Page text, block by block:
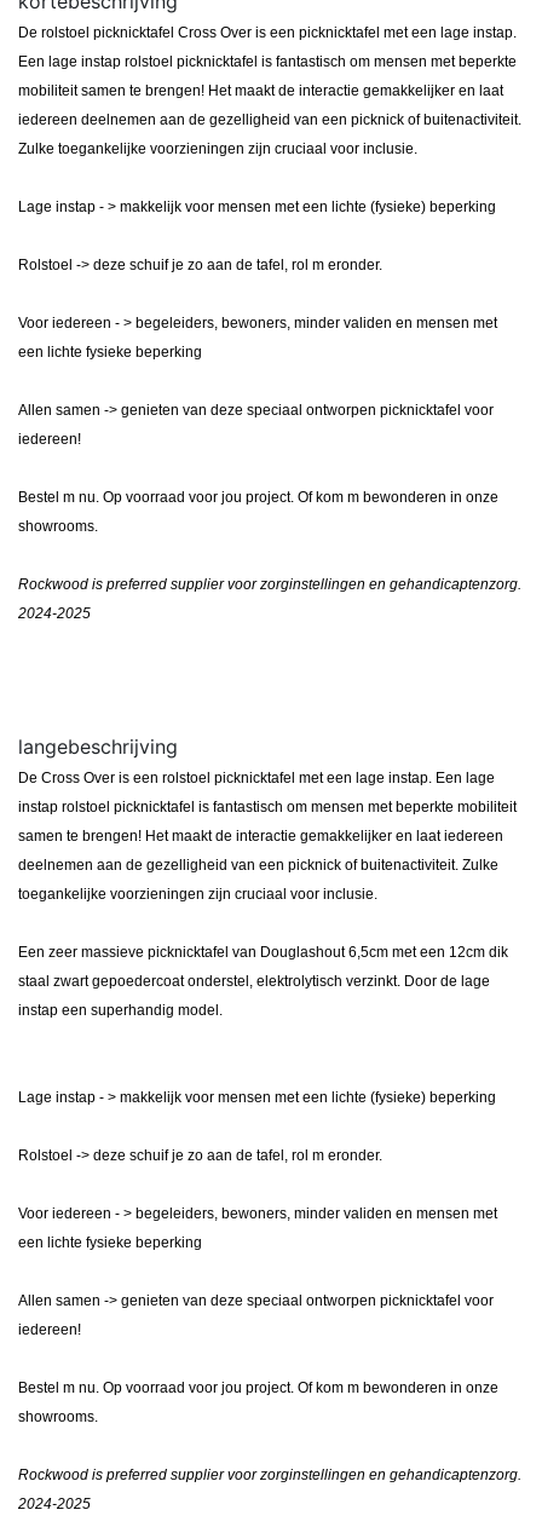
De rolstoel picknicktafel Cross Over is een picknicktafel met een lage instap.
Een lage instap rolstoel picknicktafel is fantastisch om mensen met beperkte
mobiliteit samen te brengen! Het maakt de interactie gemakkelijker en laat
iedereen deelnemen aan de gezelligheid van een picknick of buitenactiviteit.
Zulke toegankelijke voorzieningen zijn cruciaal voor inclusie.
Lage instap - > makkelijk voor mensen met een lichte (fysieke) beperking
Rolstoel -> deze schuif je zo aan de tafel, rol m eronder.
Voor iedereen - > begeleiders, bewoners, minder validen en mensen met
een lichte fysieke beperking
Allen samen -> genieten van deze speciaal ontworpen picknicktafel voor
iedereen!
Bestel m nu. Op voorraad voor jou project. Of kom m bewonderen in onze
showrooms.
Rockwood is preferred supplier voor zorginstellingen en gehandicaptenzorg.
2024-2025
langebeschrijving
De Cross Over is een rolstoel picknicktafel met een lage instap. Een lage
instap rolstoel picknicktafel is fantastisch om mensen met beperkte mobiliteit
samen te brengen! Het maakt de interactie gemakkelijker en laat iedereen
deelnemen aan de gezelligheid van een picknick of buitenactiviteit. Zulke
toegankelijke voorzieningen zijn cruciaal voor inclusie.
Een zeer massieve picknicktafel van Douglashout 6,5cm met een 12cm dik
staal zwart gepoedercoat onderstel, elektrolytisch verzinkt. Door de lage
instap een superhandig model.
Lage instap - > makkelijk voor mensen met een lichte (fysieke) beperking
Rolstoel -> deze schuif je zo aan de tafel, rol m eronder.
Voor iedereen - > begeleiders, bewoners, minder validen en mensen met
een lichte fysieke beperking
Allen samen -> genieten van deze speciaal ontworpen picknicktafel voor
iedereen!
Bestel m nu. Op voorraad voor jou project. Of kom m bewonderen in onze
showrooms.
Rockwood is preferred supplier voor zorginstellingen en gehandicaptenzorg.
2024-2025